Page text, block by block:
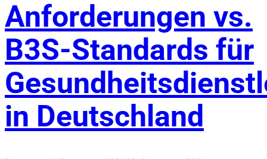
Anforderungen vs.
B3S-Standards für
in Deutschland